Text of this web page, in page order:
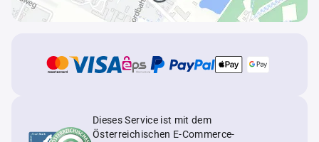
Dieses Service ist mit dem
Österreichischen E-Commerce-